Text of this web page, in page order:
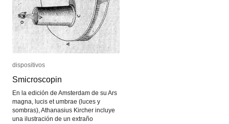
dispositivos
Smicroscopin
En la edición de Amsterdam de su Ars
magna, lucis et umbrae (luces y
sombras), Athanasius Kircher incluye
una ilustración de un extraño
dispositivos
Smicroscopin